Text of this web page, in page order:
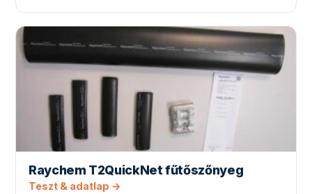
Raychem T2QuickNet fűtőszőnyeg
Teszt & adatlap →